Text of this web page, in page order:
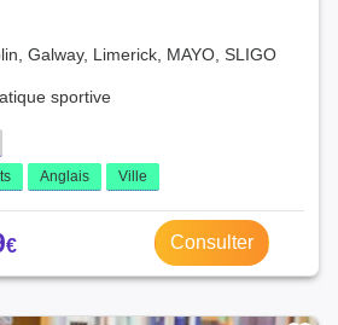
Galway, Limerick, MAYO, SLIGO
sportive
Anglais Ville
Consulter